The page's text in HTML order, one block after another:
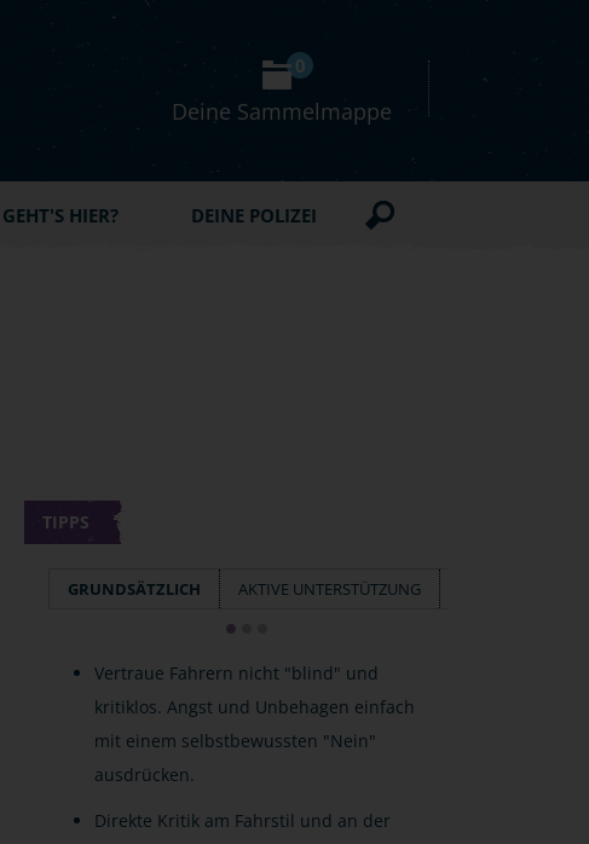
Deine Sammelmappe
0
HIER? DEINE POLIZEI
TIPPS
GRUNDSÄTZLICH AKTIVE UNTERSTÜTZUNG
Vertraue Fahrern nicht "blind" und
kritiklos. Angst und Unbehagen einfach
mit einem selbstbewussten "Nein"
ausdrücken.
Direkte Kritik am Fahrstil und an der